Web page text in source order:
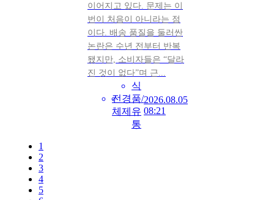
이어지고 있다. 문제는 이
번이 처음이 아니라는 점
이다. 배송 품질을 둘러싼
논란은 수년 전부터 반복
됐지만, 소비자들은 “달라
진 것이 없다”며 근...
전
체
경
제
식
품/
유
통
2026.08.05
08:21
1
2
3
4
5